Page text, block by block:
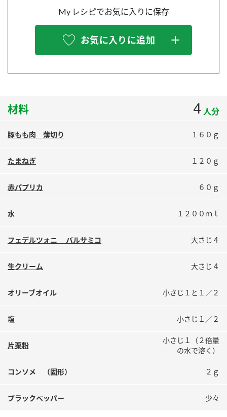
Fibee
スペシャルサイト
お酢を知ろう！
すしラボ
納豆の豆知識
ロングセラー商品 ＋ おすすめレシピ
販売終了製品のご案内
よくあるご質問
ミツカン公式通販
My レシピでお気に入りに保存
お気に入りに追加
材料 4 人分
豚もも肉 薄切り １６０ｇ
たまねぎ １２０ｇ
赤パプリカ ６０ｇ
水 １２００ｍｌ
フェデルツォニ バルサミコ 大さじ４
生クリーム 大さじ４
オリーブオイル 小さじ１と１／２
塩 小さじ１／２
片栗粉
小さじ１（２倍量
の水で溶く）
コンソメ （固形） ２ｇ
ブラックペッパー 少々